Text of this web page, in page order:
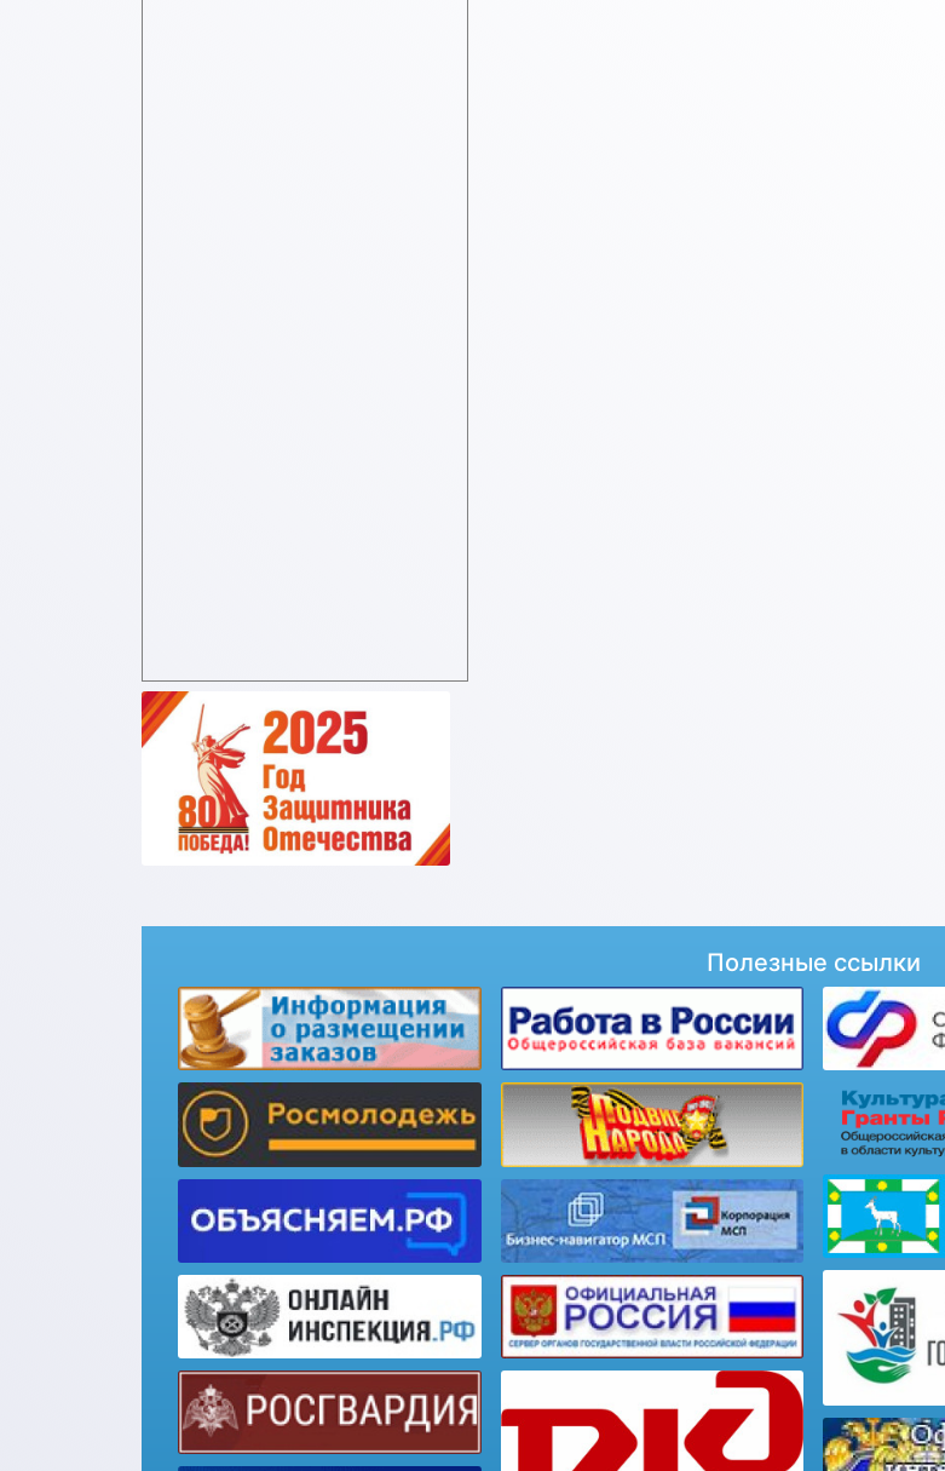
Полезные ссылки